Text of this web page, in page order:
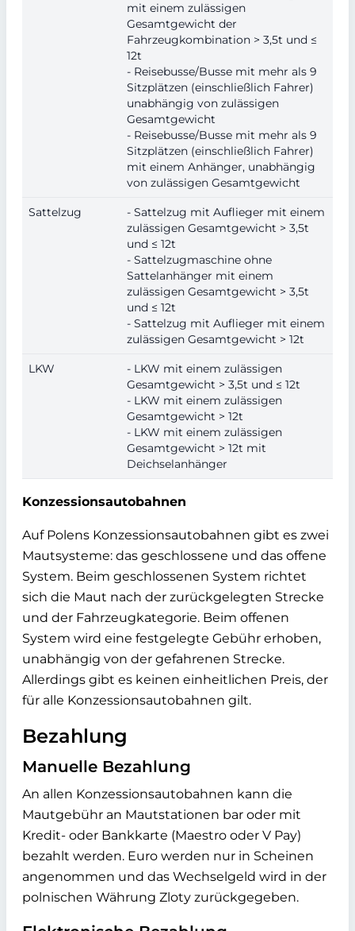
mit einem zulässigen
Gesamtgewicht der
Fahrzeugkombination > 3,5t und ≤
12t
- Reisebusse/Busse mit mehr als 9
Sitzplätzen (einschließlich Fahrer)
unabhängig von zulässigen
Gesamtgewicht
- Reisebusse/Busse mit mehr als 9
Sitzplätzen (einschließlich Fahrer)
mit einem Anhänger, unabhängig
von zulässigen Gesamtgewicht
Sattelzug
- Sattelzug mit Auflieger mit einem
zulässigen Gesamtgewicht > 3,5t
und ≤ 12t
- Sattelzugmaschine ohne
Sattelanhänger mit einem
zulässigen Gesamtgewicht > 3,5t
und ≤ 12t
- Sattelzug mit Auflieger mit einem
zulässigen Gesamtgewicht > 12t
LKW
- LKW mit einem zulässigen
Gesamtgewicht > 3,5t und ≤ 12t
- LKW mit einem zulässigen
Gesamtgewicht > 12t
- LKW mit einem zulässigen
Gesamtgewicht > 12t mit
Deichselanhänger
Konzessionsautobahnen
Auf Polens Konzessionsautobahnen gibt es zwei
Mautsysteme: das geschlossene und das offene
System. Beim geschlossenen System richtet
sich die Maut nach der zurückgelegten Strecke
und der Fahrzeugkategorie. Beim offenen
System wird eine festgelegte Gebühr erhoben,
unabhängig von der gefahrenen Strecke.
Allerdings gibt es keinen einheitlichen Preis, der
für alle Konzessionsautobahnen gilt.
Bezahlung
Manuelle Bezahlung
An allen Konzessionsautobahnen kann die
Mautgebühr an Mautstationen bar oder mit
Kredit- oder Bankkarte (Maestro oder V Pay)
bezahlt werden. Euro werden nur in Scheinen
angenommen und das Wechselgeld wird in der
polnischen Währung Zloty zurückgegeben.